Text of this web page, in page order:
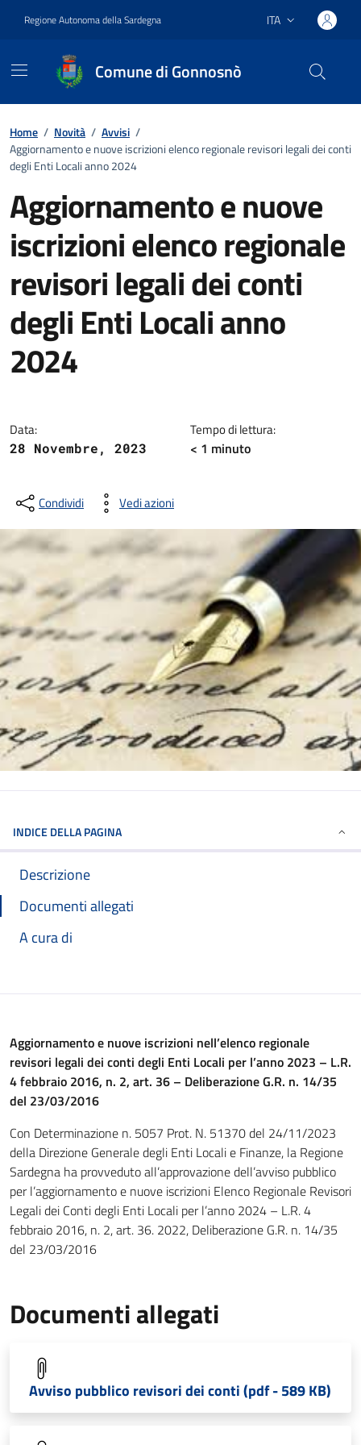
Regione Autonoma della Sardegna Lingua attiva:
ITA
Comune di Gonnosnò
Home / Novità / Avvisi /
Aggiornamento e nuove iscrizioni elenco regionale revisori legali dei conti
degli Enti Locali anno 2024
Aggiornamento e nuove
iscrizioni elenco regionale
revisori legali dei conti
degli Enti Locali anno
2024
Data:
28 Novembre, 2023
Tempo di lettura:
< 1 minuto
Condividi Vedi azioni
INDICE DELLA PAGINA
Descrizione
Documenti allegati
A cura di
Aggiornamento e nuove iscrizioni nell’elenco regionale
revisori legali dei conti degli Enti Locali per l’anno 2023 – L.R.
4 febbraio 2016, n. 2, art. 36 – Deliberazione G.R. n. 14/35
del 23/03/2016
Con Determinazione n. 5057 Prot. N. 51370 del 24/11/2023
della Direzione Generale degli Enti Locali e Finanze, la Regione
Sardegna ha provveduto all’approvazione dell’avviso pubblico
per l’aggiornamento e nuove iscrizioni Elenco Regionale Revisori
Legali dei Conti degli Enti Locali per l’anno 2024 – L.R. 4
febbraio 2016, n. 2, art. 36. 2022, Deliberazione G.R. n. 14/35
del 23/03/2016
Documenti allegati
Avviso pubblico revisori dei conti (pdf - 589 KB)